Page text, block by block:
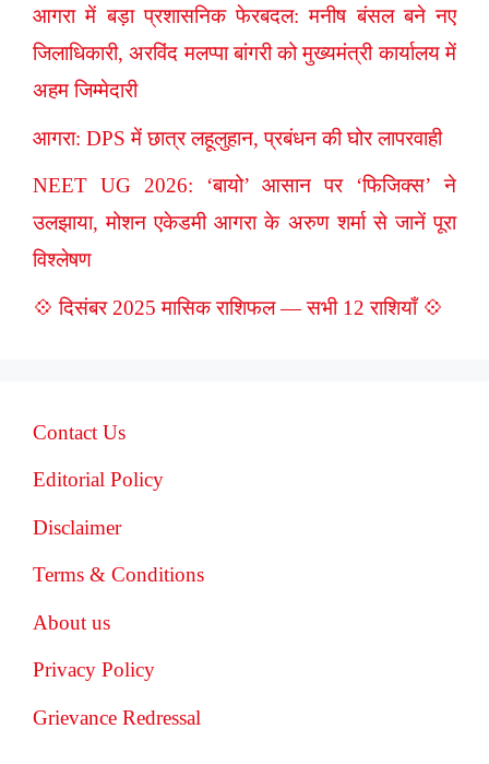
आगरा में बड़ा प्रशासनिक फेरबदल: मनीष बंसल बने नए
जिलाधिकारी, अरविंद मलप्पा बांगरी को मुख्यमंत्री कार्यालय में
अहम जिम्मेदारी
आगरा: DPS में छात्र लहूलुहान, प्रबंधन की घोर लापरवाही
NEET UG 2026: ‘बायो’ आसान पर ‘फिजिक्स’ ने
उलझाया, मोशन एकेडमी आगरा के अरुण शर्मा से जानें पूरा
विश्लेषण
💠 दिसंबर 2025 मासिक राशिफल — सभी 12 राशियाँ 💠
Contact Us
Editorial Policy
Disclaimer
Terms & Conditions
About us
Privacy Policy
Grievance Redressal